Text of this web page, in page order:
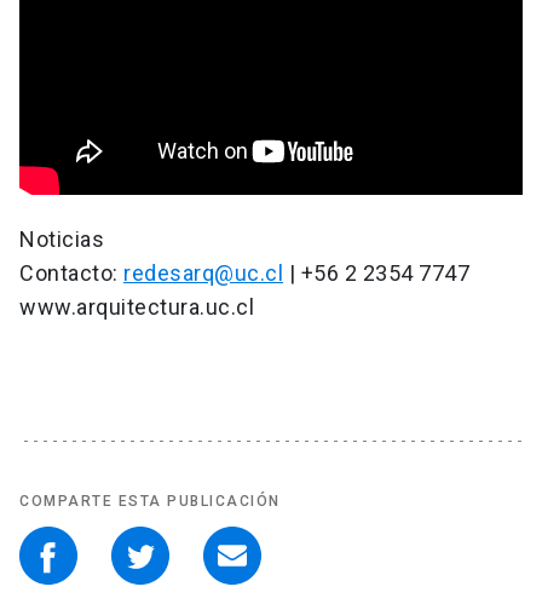
Noticias
Contacto: redesarq@uc.cl
| +56 2 2354 7747
www.arquitectura.uc.cl
COMPARTE ESTA PUBLICACIÓN